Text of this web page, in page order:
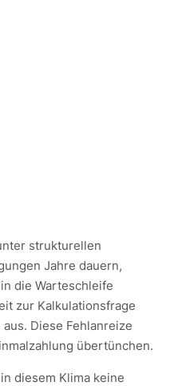
strukturellen
Jahre dauern,
die Warteschleife
zur Kalkulationsfrage
Diese Fehlanreize
übertünchen.
diesem Klima keine